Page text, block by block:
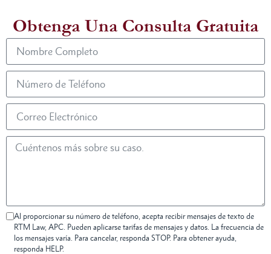
Obtenga Una Consulta Gratuita
Al proporcionar su número de teléfono, acepta recibir mensajes de texto de
RTM Law, APC. Pueden aplicarse tarifas de mensajes y datos. La frecuencia de
los mensajes varía. Para cancelar, responda STOP. Para obtener ayuda,
responda HELP.